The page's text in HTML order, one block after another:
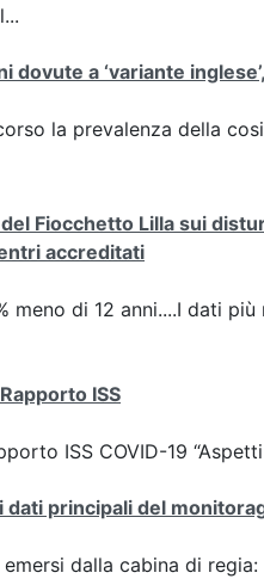
dovute a ‘variante
la prevalenza della
Fiocchetto Lilla sui
accreditati
meno di 12 anni....I dati
ISS
ISS COVID-19
dati principali del
dalla cabina di regia: